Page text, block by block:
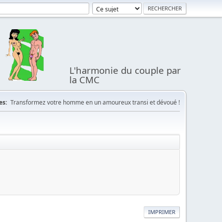
L'harmonie du couple par
la CMC
Transformez votre homme en un amoureux transi et dévoué !
IMPRIMER